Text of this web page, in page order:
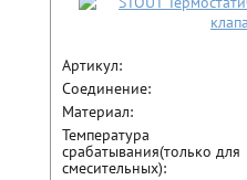
Артикул:
Соединение:
Материал:
Температура
срабатывания(только для
смесительных):